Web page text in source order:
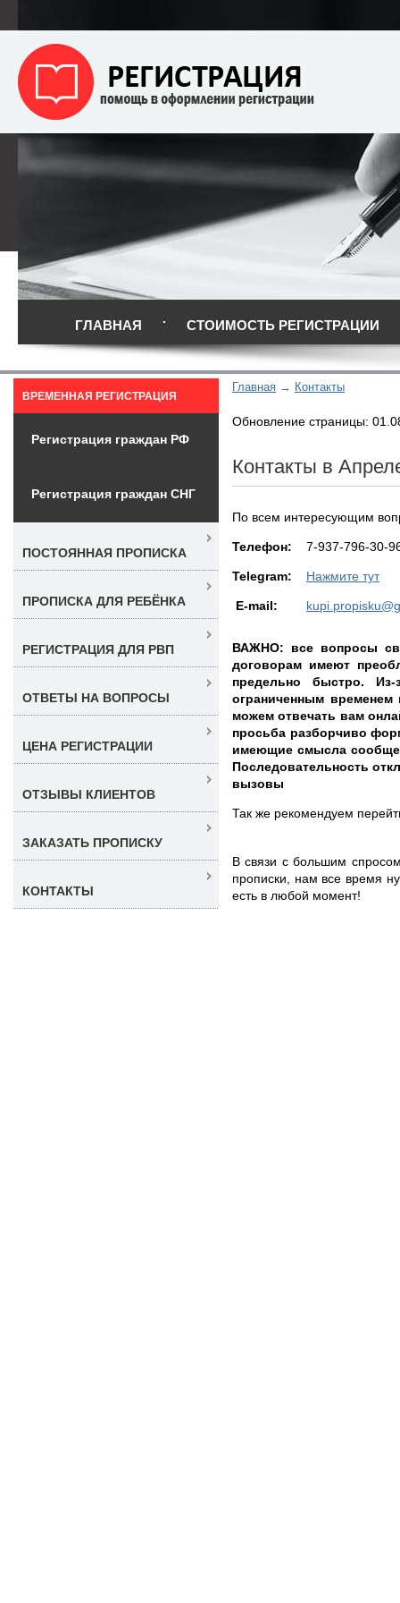
ГЛАВНАЯ СТОИМОСТЬ РЕГИСТРАЦИИ
Главная Контакты
Обновление страницы:
Контакты в
По всем интересующим
Teлефон: 7-937-796-30-
Telegram: Нажмите тут
E-mail:
ВАЖНО: все вопросы
договорам имеют
предельно быстро.
ограниченным
можем отвечать вам
просьба разборчиво
имеющие смысла
Последовательность
вызовы
Так же рекомендуем
В связи с большим
прописки, нам все время
есть в любой момент!
ВРЕМЕННАЯ РЕГИСТРАЦИЯ
Регистрация граждан РФ
Регистрация граждан СНГ
ПОСТОЯННАЯ ПРОПИСКА
ПРОПИСКА ДЛЯ РЕБЁНКА
РЕГИСТРАЦИЯ ДЛЯ РВП
ОТВЕТЫ НА ВОПРОСЫ
ЦЕНА РЕГИСТРАЦИИ
ОТЗЫВЫ КЛИЕНТОВ
ЗАКАЗАТЬ ПРОПИСКУ
КОНТАКТЫ